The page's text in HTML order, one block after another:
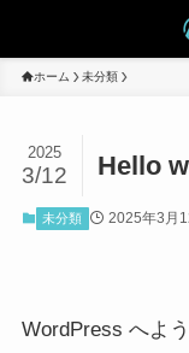
ホーム 未分類
Hello
2025
3/12
未分類 2025年3月
WordPress へよ